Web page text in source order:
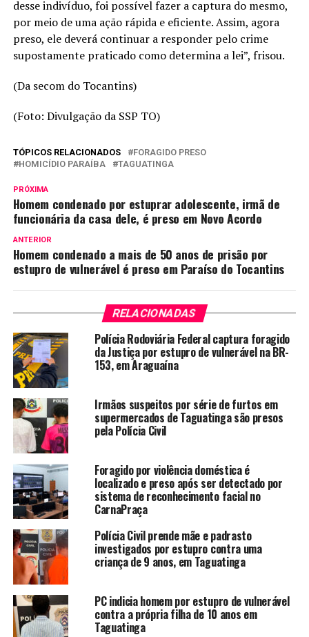
desse indivíduo, foi possível fazer a captura do mesmo,
por meio de uma ação rápida e eficiente. Assim, agora
preso, ele deverá continuar a responder pelo crime
supostamente praticado como determina a lei”, frisou.
(Da secom do Tocantins)
(Foto: Divulgação da SSP TO)
TÓPICOS RELACIONADOS
FORAGIDO PRESO
HOMICÍDIO PARAÍBA
TAGUATINGA
PRÓXIMA
Homem condenado por estuprar adolescente, irmã de
funcionária da casa dele, é preso em Novo Acordo
ANTERIOR
Homem condenado a mais de 50 anos de prisão por
estupro de vulnerável é preso em Paraíso do Tocantins
RELACIONADAS
Polícia Rodoviária Federal captura foragido
da Justiça por estupro de vulnerável na BR-
153, em Araguaína
Irmãos suspeitos por série de furtos em
supermercados de Taguatinga são presos
pela Polícia Civil
Foragido por violência doméstica é
localizado e preso após ser detectado por
sistema de reconhecimento facial no
CarnaPraça
Polícia Civil prende mãe e padrasto
investigados por estupro contra uma
criança de 9 anos, em Taguatinga
PC indicia homem por estupro de vulnerável
contra a própria filha de 10 anos em
Taguatinga